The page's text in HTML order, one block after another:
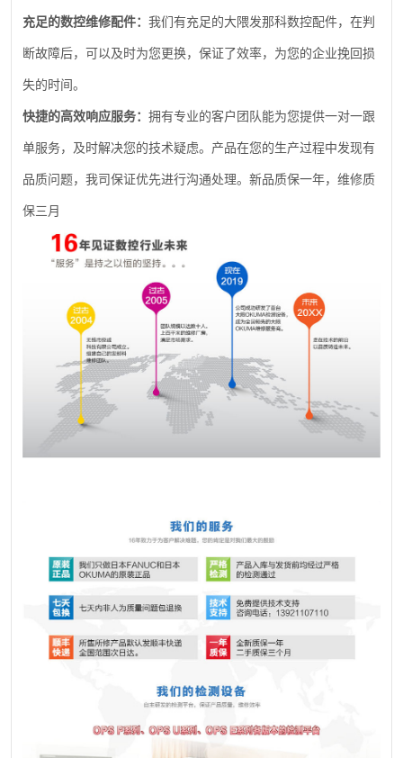
充足的数控维修配件： 我们有充足的大隈发那科数控配件，在判
断故障后，可以及时为您更换，保证了效率，为您的企业挽回损
失的时间。
快捷的高效响应服务： 拥有专业的客户团队能为您提供一对一跟
单服务，及时解决您的技术疑虑。产品在您的生产过程中发现有
品质问题，我司保证优先进行沟通处理。新品质保一年，维修质
保三月